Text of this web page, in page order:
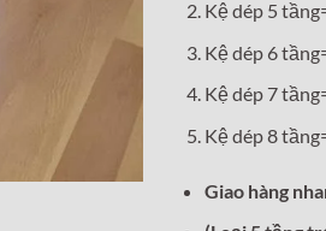
Kệ dép 5
Kệ dép 6
Kệ dép 7
Kệ dép 8
Giao hàng